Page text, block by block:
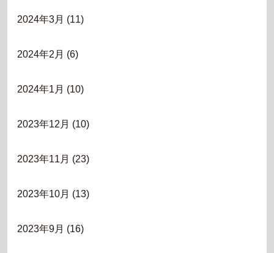
2024年3月 (11)
2024年2月 (6)
2024年1月 (10)
2023年12月 (10)
2023年11月 (23)
2023年10月 (13)
2023年9月 (16)